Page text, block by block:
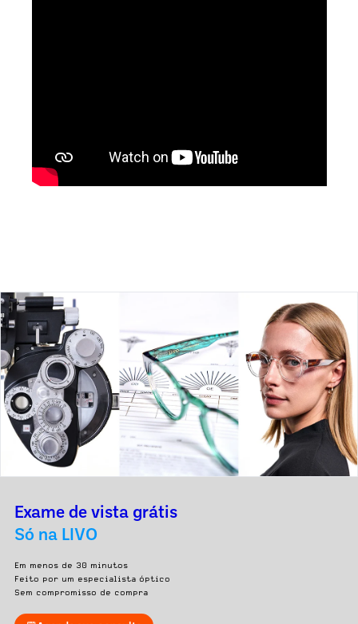
Exame de vista grátis
Só na LIVO
Em menos de 30 minutos
Feito por um especialista óptico
Sem compromisso de compra